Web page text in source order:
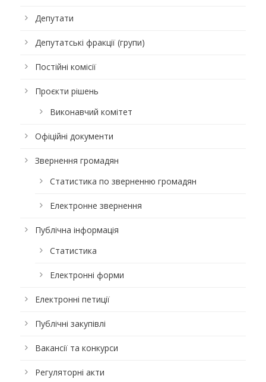
Депутати
Депутатські фракції (групи)
Постійні комісії
Проєкти рішень
Виконавчий комітет
Офіційні документи
Звернення громадян
Статистика по зверненню громадян
Електронне звернення
Публічна інформація
Статистика
Електронні форми
Електронні петиції
Публічні закупівлі
Вакансії та конкурси
Регуляторні акти